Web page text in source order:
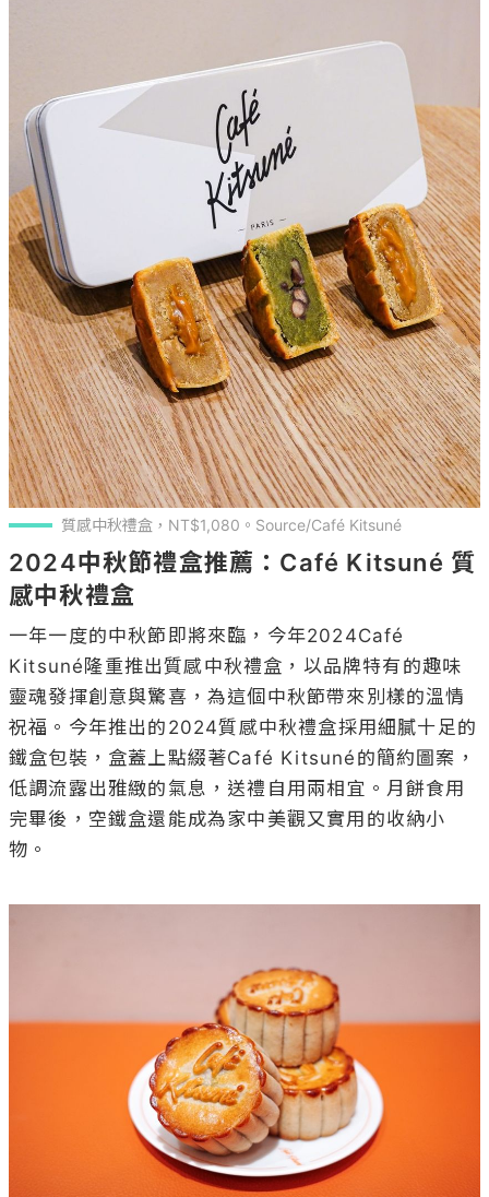
質感中秋禮盒，NT$1,080。Source/Café Kitsuné
2024中秋節禮盒推薦：Café Kitsuné 質
感中秋禮盒
一年一度的中秋節即將來臨，今年2024Café
Kitsuné隆重推出質感中秋禮盒，以品牌特有的趣味
靈魂發揮創意與驚喜，為這個中秋節帶來別樣的溫情
祝福。今年推出的2024質感中秋禮盒採用細膩十足的
鐵盒包裝，盒蓋上點綴著Café Kitsuné的簡約圖案，
低調流露出雅緻的氣息，送禮自用兩相宜。月餅食用
完畢後，空鐵盒還能成為家中美觀又實用的收納小
物。